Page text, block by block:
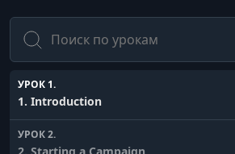
Поиск
УРОК 1.
1. Introduction
УРОК 2.
2. Starting a Campaign